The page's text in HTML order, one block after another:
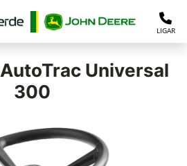
LIGAR
AutoTrac Universal
300